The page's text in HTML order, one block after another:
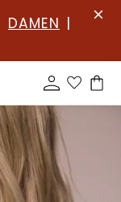
DAMEN |